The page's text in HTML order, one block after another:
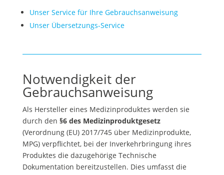
Unser Service für Ihre Gebrauchsanweisung
Unser Übersetzungs-Service
Notwendigkeit der
Gebrauchsanweisung
Als Hersteller eines Medizinproduktes werden sie
durch den §6 des Medizinproduktgesetz
(Verordnung (EU) 2017/745 über Medizinprodukte,
MPG) verpflichtet, bei der Inverkehrbringung ihres
Produktes die dazugehörige Technische
Dokumentation bereitzustellen. Dies umfasst die